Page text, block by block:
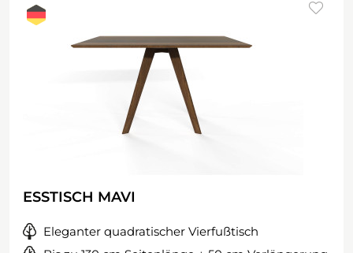
ESSTISCH MAVI
Eleganter quadratischer Vierfußtisch